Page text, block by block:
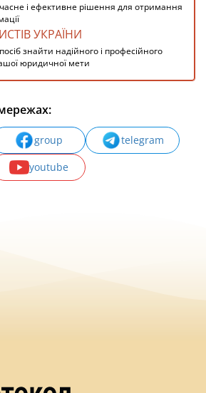
і ефективне рішення для отримання
УКРАЇНИ
знайти надійного і професійного
юридичної мети
group
telegram
youtube